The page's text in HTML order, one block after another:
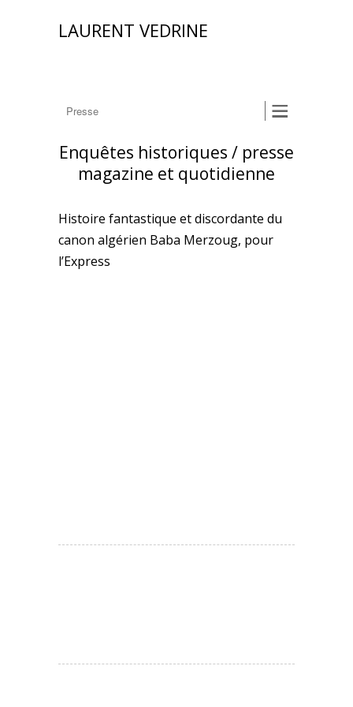
LAURENT VEDRINE
Enquêtes historiques / presse
magazine et quotidienne
Histoire fantastique et discordante du
canon algérien Baba Merzoug, pour
l’Express